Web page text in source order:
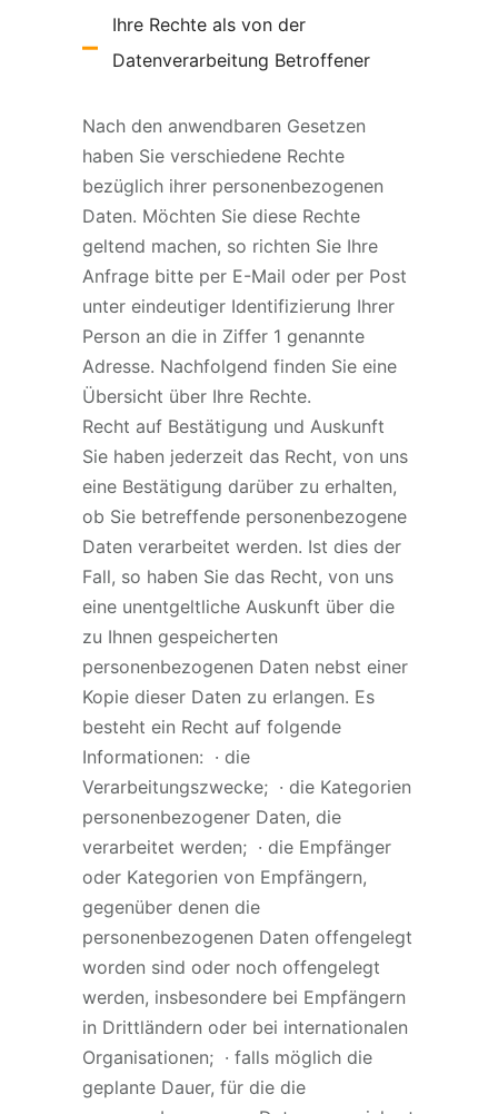
Ihre Rechte als von der
Datenverarbeitung Betroffener
Nach den anwendbaren Gesetzen
haben Sie verschiedene Rechte
bezüglich ihrer personenbezogenen
Daten. Möchten Sie diese Rechte
geltend machen, so richten Sie Ihre
Anfrage bitte per E-Mail oder per Post
unter eindeutiger Identifizierung Ihrer
Person an die in Ziffer 1 genannte
Adresse. Nachfolgend finden Sie eine
Übersicht über Ihre Rechte.
Recht auf Bestätigung und Auskunft
Sie haben jederzeit das Recht, von uns
eine Bestätigung darüber zu erhalten,
ob Sie betreffende personenbezogene
Daten verarbeitet werden. Ist dies der
Fall, so haben Sie das Recht, von uns
eine unentgeltliche Auskunft über die
zu Ihnen gespeicherten
personenbezogenen Daten nebst einer
Kopie dieser Daten zu erlangen. Es
besteht ein Recht auf folgende
Informationen: · die
Verarbeitungszwecke; · die Kategorien
personenbezogener Daten, die
verarbeitet werden; · die Empfänger
oder Kategorien von Empfängern,
gegenüber denen die
personenbezogenen Daten offengelegt
worden sind oder noch offengelegt
werden, insbesondere bei Empfängern
in Drittländern oder bei internationalen
Organisationen; · falls möglich die
geplante Dauer, für die die